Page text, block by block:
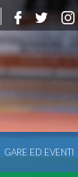
GARE ED EVENTI